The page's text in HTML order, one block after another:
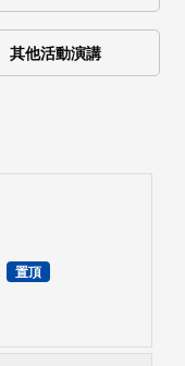
其他活動演講
置頂